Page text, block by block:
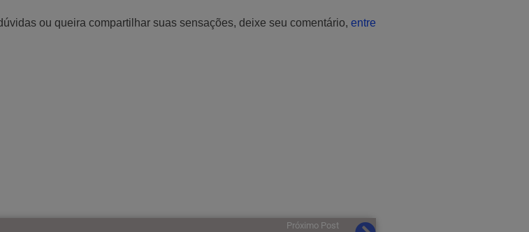
ou queira compartilhar suas sensações, deixe seu comentário, entre
Próximo Post